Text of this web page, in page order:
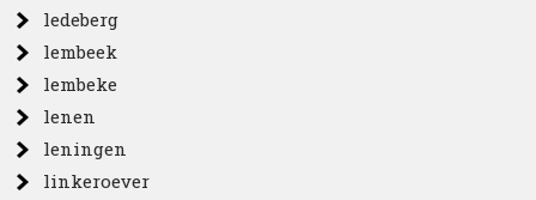
ledeberg
lembeek
lembeke
lenen
leningen
linkeroever